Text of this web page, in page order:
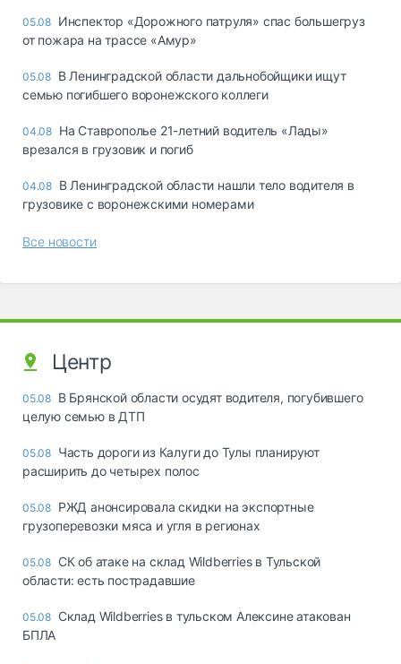
05.08 Инспектор «Дорожного патруля» спас большегруз
от пожара на трассе «Амур»
05.08 В Ленинградской области дальнобойщики ищут
семью погибшего воронежского коллеги
04.08 На Ставрополье 21-летний водитель «Лады»
врезался в грузовик и погиб
04.08 В Ленинградской области нашли тело водителя в
грузовике с воронежскими номерами
Все новости
Центр
05.08 В Брянской области осудят водителя, погубившего
целую семью в ДТП
05.08 Часть дороги из Калуги до Тулы планируют
расширить до четырех полос
05.08 РЖД анонсировала скидки на экспортные
грузоперевозки мяса и угля в регионах
05.08 СК об атаке на склад Wildberries в Тульской
области: есть пострадавшие
05.08 Склад Wildberries в тульском Алексине атакован
БПЛА